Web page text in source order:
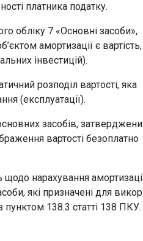
платника податку.
обліку 7 «Основні засоби»,
амортизації є
інвестицій).
розподіл вартості, яка
(експлуатації).
засобів,
вартості безоплатно
нарахування
які призначені для
пунктом 138.3 статті 138 ПКУ.